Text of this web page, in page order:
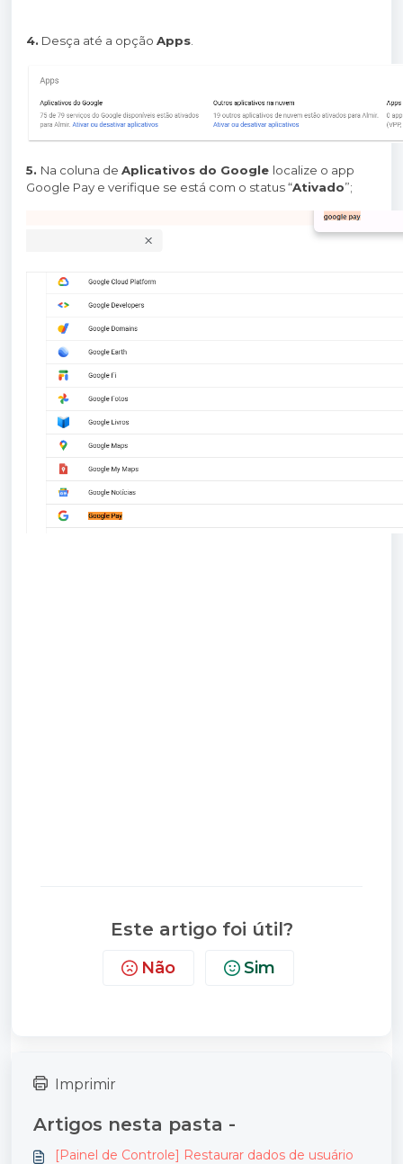
4. Desça até a opção Apps
5. Na coluna de Aplicativos do Google localize o app
Google Pay e verifique se está com o status “Ativado”;
Este artigo foi útil?
Não Sim
Imprimir
Artigos nesta pasta -
[Painel de Controle] Restaurar dados de usuário